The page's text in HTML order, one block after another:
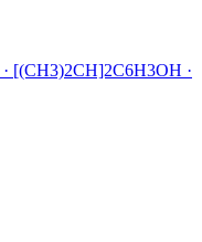
· [(CH3)2CH]2C6H3OH ·